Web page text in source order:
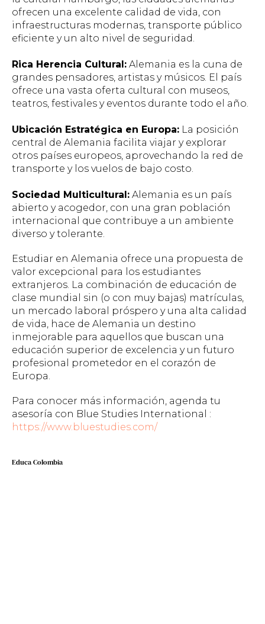
ofrecen una excelente calidad de vida, con
infraestructuras modernas, transporte público
eficiente y un alto nivel de seguridad.
Rica Herencia Cultural: Alemania es la cuna de
grandes pensadores, artistas y músicos. El país
ofrece una vasta oferta cultural con museos,
teatros, festivales y eventos durante todo el año.
Ubicación Estratégica en Europa: La posición
central de Alemania facilita viajar y explorar
otros países europeos, aprovechando la red de
transporte y los vuelos de bajo costo.
Sociedad Multicultural: Alemania es un país
abierto y acogedor, con una gran población
internacional que contribuye a un ambiente
diverso y tolerante.
Estudiar en Alemania ofrece una propuesta de
valor excepcional para los estudiantes
extranjeros. La combinación de educación de
clase mundial sin (o con muy bajas) matrículas,
un mercado laboral próspero y una alta calidad
de vida, hace de Alemania un destino
inmejorable para aquellos que buscan una
educación superior de excelencia y un futuro
profesional prometedor en el corazón de
Europa.
Para conocer más información, agenda tu
asesoría con Blue Studies International :
https://www.bluestudies.com/
Educa Colombia